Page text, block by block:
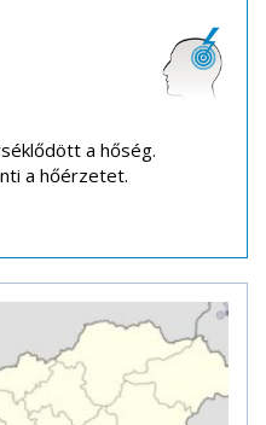
a hőség.
a hőérzetet.